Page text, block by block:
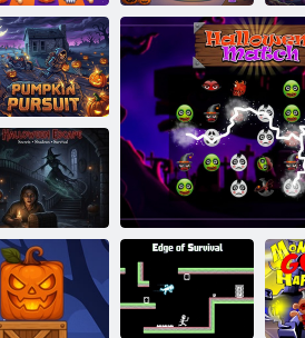
Helovīna ģeometrijas domuzīme
Ķirbju spokos
Yasa Pets
Helovīns
Ķirbju vajāšana
Helovīns